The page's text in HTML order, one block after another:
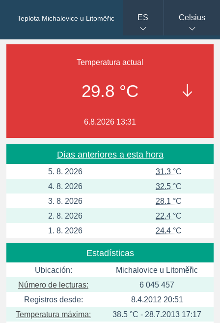
Teplota Michalovice u Litoměřic ES Celsius
Temperatura actual
29.8 °C
6.8.2026 13:31
Días anteriores a esta hora
5. 8. 2026
31.3 °C
4. 8. 2026
32.5 °C
3. 8. 2026
28.1 °C
2. 8. 2026
22.4 °C
1. 8. 2026
24.4 °C
Estadísticas
Ubicación:
Michalovice u Litoměřic
Número de lecturas:
6 045 457
Registros desde:
8.4.2012 20:51
Temperatura máxima:
38.5 °C - 28.7.2013 17:17